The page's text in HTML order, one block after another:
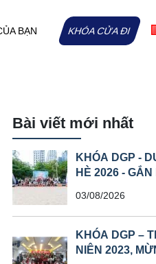
BẠN KHÓA CỬA ĐI
Bài viết mới nhất
KHÓA DGP -
HÈ 2026 - GẮN
VƯƠN XA
03/08/2026
KHÓA DGP –
NIÊN 2023,